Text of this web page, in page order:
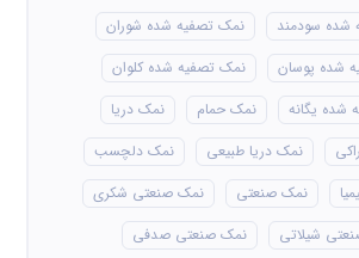
شده سودمند
نمک تصفیه شده شوران
شده پوسان
نمک تصفیه شده کلوان
شده یگانه
نمک حمام
نمک دریا
نمک دریا طبیعی
نمک دلچسب
نمک صنعتی
نمک صنعتی شکری
شیلاتی
نمک صنعتی صدفی